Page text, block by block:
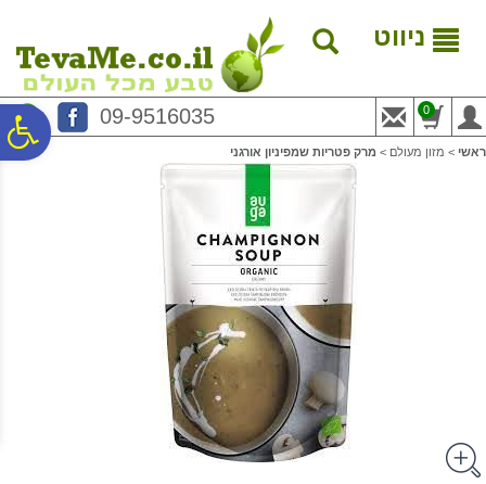
נגישות
המרכזי
ניווט
09-9516035 0
ראשי > מזון מעולם > מרק פטריות שמפיניון אורגני